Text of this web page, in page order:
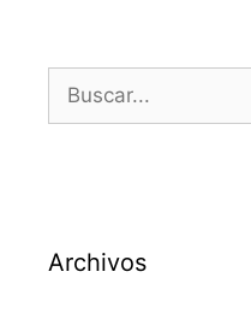
Archivos